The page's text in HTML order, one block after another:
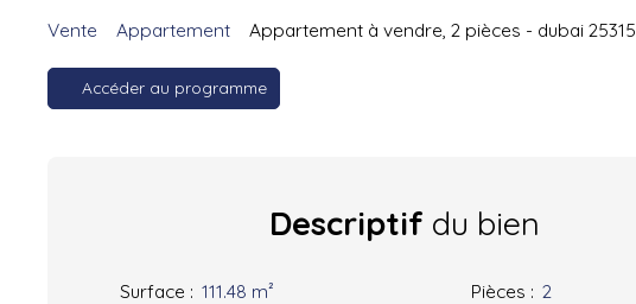
Vente Appartement Appartement à vendre, 2 pièces - dubai 25315
Accéder au programme
Descriptif du bien
Surface : 111.48 m² Pièces : 2